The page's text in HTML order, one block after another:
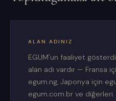
ALAN ADINIZ
EGUM'un faaliyet
alan adı vardır — Fransa
egum.ng, Japonya için
egum.com.br ve diğerleri.